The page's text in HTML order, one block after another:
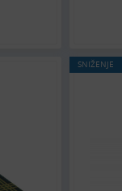
SNIŽENJE